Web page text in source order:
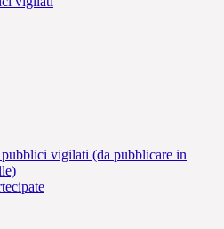
vigilati (da pubblicare in